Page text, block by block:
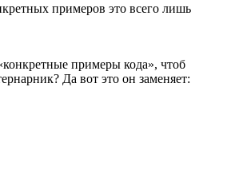
примеров это всего лишь
примеры кода», чтоб
Да вот это он заменяет: